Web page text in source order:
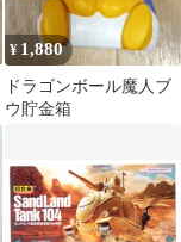
¥ 1,880
ドラゴンボール魔人ブ
ウ貯金箱